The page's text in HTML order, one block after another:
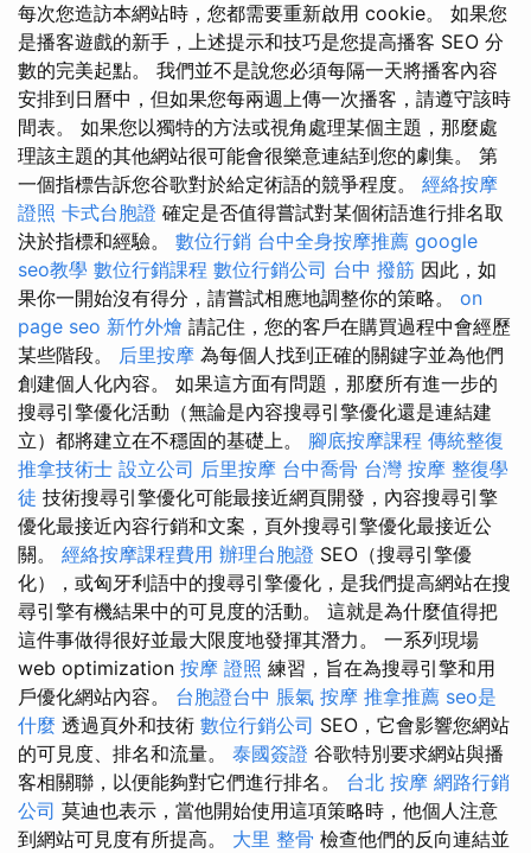
每次您造訪本網站時，您都需要重新啟用 cookie。 如果您
是播客遊戲的新手，上述提示和技巧是您提高播客 SEO 分
數的完美起點。 我們並不是說您必須每隔一天將播客內容
安排到日曆中，但如果您每兩週上傳一次播客，請遵守該時
間表。 如果您以獨特的方法或視角處理某個主題，那麼處
理該主題的其他網站很可能會很樂意連結到您的劇集。 第
一個指標告訴您谷歌對於給定術語的競爭程度。 經絡按摩
證照 卡式台胞證 確定是否值得嘗試對某個術語進行排名取
決於指標和經驗。 數位行銷 台中全身按摩推薦 google
seo教學 數位行銷課程 數位行銷公司 台中 撥筋 因此，如
果你一開始沒有得分，請嘗試相應地調整你的策略。 on
page seo 新竹外燴 請記住，您的客戶在購買過程中會經歷
某些階段。 后里按摩 為每個人找到正確的關鍵字並為他們
創建個人化內容。 如果這方面有問題，那麼所有進一步的
搜尋引擎優化活動（無論是內容搜尋引擎優化還是連結建
立）都將建立在不穩固的基礎上。 腳底按摩課程 傳統整復
推拿技術士 設立公司 后里按摩 台中喬骨 台灣 按摩 整復學
徒 技術搜尋引擎優化可能最接近網頁開發，內容搜尋引擎
優化最接近內容行銷和文案，頁外搜尋引擎優化最接近公
關。 經絡按摩課程費用 辦理台胞證 SEO（搜尋引擎優
化），或匈牙利語中的搜尋引擎優化，是我們提高網站在搜
尋引擎有機結果中的可見度的活動。 這就是為什麼值得把
這件事做得很好並最大限度地發揮其潛力。 一系列現場
web optimization 按摩 證照 練習，旨在為搜尋引擎和用
戶優化網站內容。 台胞證台中 脹氣 按摩 推拿推薦 seo是
什麼 透過頁外和技術 數位行銷公司 SEO，它會影響您網站
的可見度、排名和流量。 泰國簽證 谷歌特別要求網站與播
客相關聯，以便能夠對它們進行排名。 台北 按摩 網路行銷
公司 莫迪也表示，當他開始使用這項策略時，他個人注意
到網站可見度有所提高。 大里 整骨 檢查他們的反向連結並